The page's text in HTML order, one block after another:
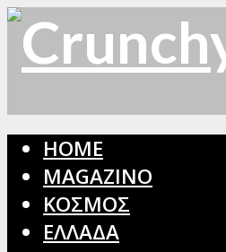
HOME
MAGAZINO
ΚΟΣΜΟΣ
ΕΛΛΑΔΑ